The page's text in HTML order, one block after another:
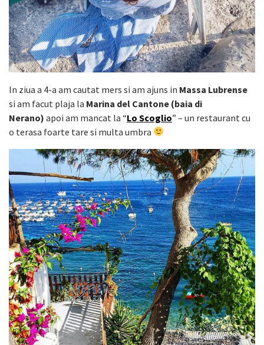
In ziua a 4-a am cautat mers si am ajuns in Massa Lubrense
si am facut plaja la Marina del Cantone (baia di
Nerano) apoi am mancat la “Lo Scoglio” – un restaurant cu
o terasa foarte tare si multa umbra